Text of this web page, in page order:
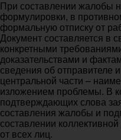
При составлении жалобы
формулировки, в
формальную отписку от
Документ составляется в
конкретными
доказательствами и
сведения об отправителе
центральной части –
изложением проблемы. В
подтверждающих слова
составления жалобы и
составлении
от всех лиц.